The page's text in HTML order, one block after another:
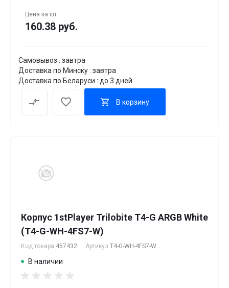
Цена за шт
160.38 руб.
Самовывоз : завтра
Доставка по Минску : завтра
Доставка по Беларуси : до 3 дней
В корзину
Корпус 1stPlayer Trilobite T4-G ARGB White
(T4-G-WH-4FS7-W)
Код товара 457432 Артикул T4-G-WH-4FS7-W
В наличии